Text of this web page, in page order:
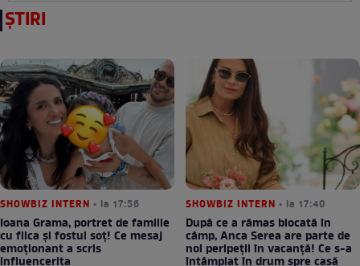
ȘTIRI
SHOWBIZ INTERN • la 17:56
Ioana Grama, portret de familie
cu fiica și fostul soț! Ce mesaj
emoționant a scris
SHOWBIZ INTERN • la 17:40
După ce a rămas blocată în
câmp, Anca Serea are parte de
noi peripeții în vacanță! Ce s-a